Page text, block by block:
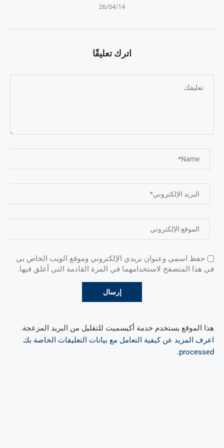
26/04/14
اترك تعليقًا
حفظ اسمي وعنوان بريدي الإلكتروني وموقع الويب الخاص بي
في هذا المتصفح لاستخدامهما في المرة القادمة التي أعلق فيها.
هذا الموقع يستخدم خدمة أكيسميت للتقليل من البريد المزعجة.
اعرف المزيد عن كيفية التعامل مع بيانات التعليقات الخاصة بك
processed
.